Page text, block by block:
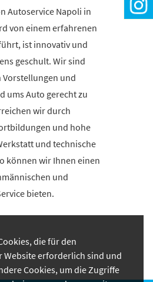
die für den
Website erforderlich sind und
Cookies, um die Zugriffe
»
Autoservice Napoli in
von einem erfahrenen
ist innovativ und
geschult. Wir sind
und
ums Auto gerecht zu
wir durch
und hohe
und technische
können wir Ihnen einen
und
bieten.